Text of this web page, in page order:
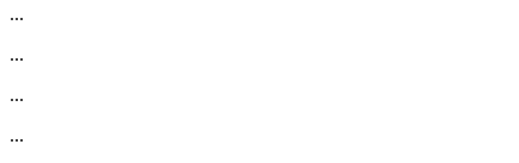
...
...
...
...